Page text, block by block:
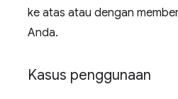
ke atas atau dengan
Anda.
Kasus penggunaan